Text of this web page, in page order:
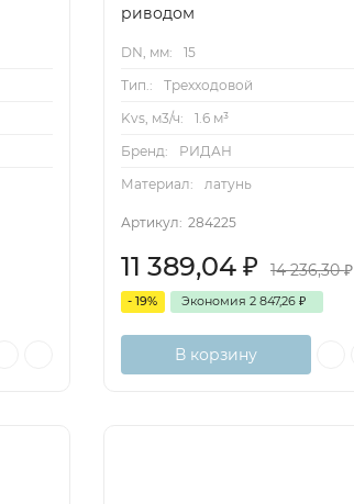
риводом
DN, мм:
15
Тип.:
Трехходовой
Kvs, м3/ч:
1.6 м³
Бренд:
РИДАН
Материал:
латунь
Артикул: 284225
11 389,04 ₽ 14 236,30₽
- 19% Экономия 2 847,26 ₽
В корзину